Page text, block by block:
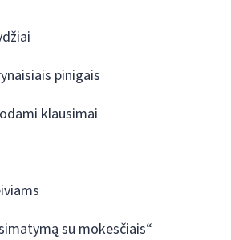
pinigais
klausimai
su mokesčiais“